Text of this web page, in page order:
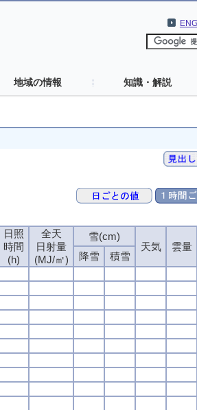
地域の情報 知識・解説
日照
時間
(h)
全天
日射量
(MJ/㎡)
雪(cm)
天気
雲量
降雪
積雪